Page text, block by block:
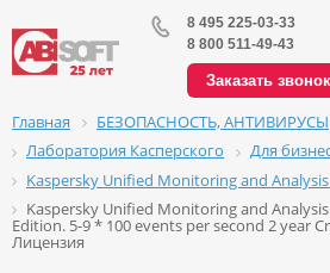
8 495 225-03-33
8 800 511-49-43
Заказать звонок
Главная
БЕЗОПАСНОСТЬ, АНТИВИРУСЫ
Лаборатория Касперского
Для
Kaspersky Unified Monitoring and
Kaspersky Unified Monitoring and
Edition. 5-9 * 100 events per second 2 year
Лицензия